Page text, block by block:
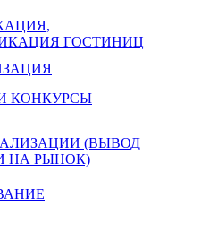
ГОСТИНИЦ
КОНКУРСЫ
(ВЫВОД
НА РЫНОК)